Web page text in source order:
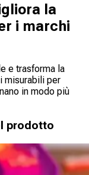
la
i marchi
e trasforma la
misurabili per
in modo più
prodotto